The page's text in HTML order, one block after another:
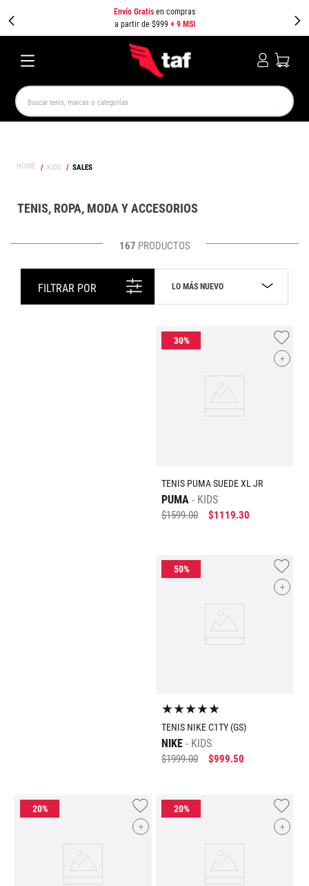
Envío Gratis en compras
a partir de $999 + 9 MSI
Buscar tenis, marcas o categorías
KIDS SALES
TENIS, ROPA, MODA Y ACCESORIOS
167 PRODUCTOS
FILTRAR POR LO MÁS NUEVO
+
TENIS PUMA SUEDE XL JR
PUMA KIDS
$1599.00 $1119.30
+
★★★★★
TENIS NIKE C1TY (GS)
NIKE KIDS
$1999.00 $999.50
+ +